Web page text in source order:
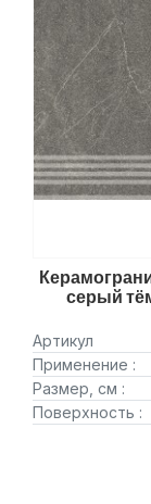
серый
Артикул
Применение :
Размер, см :
Поверхность :